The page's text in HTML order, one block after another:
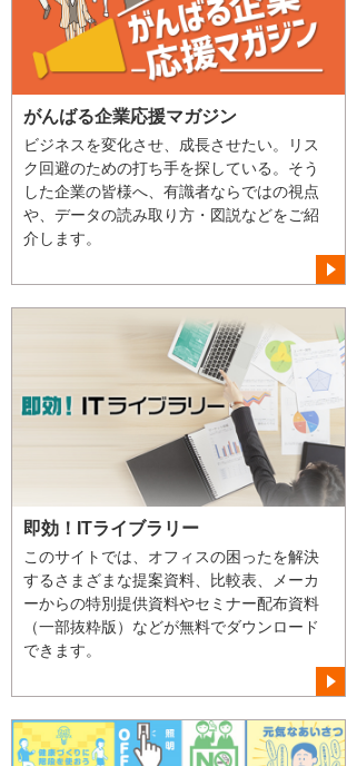
がんばる企業応援マガジン
ビジネスを変化させ、成長させたい。リス
ク回避のための打ち手を探している。そう
した企業の皆様へ、有識者ならではの視点
や、データの読み取り方・図説などをご紹
介します。
即効！ITライブラリー
このサイトでは、オフィスの困ったを解決
するさまざまな提案資料、比較表、メーカ
ーからの特別提供資料やセミナー配布資料
（一部抜粋版）などが無料でダウンロード
できます。